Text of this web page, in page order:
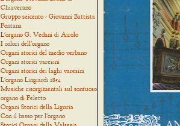
Chiaverano
Gruppo seicento - Giovanni Battista
Fontana
L'organo G. Vedani di Airolo
I colori dell'organo
Organi storici del medio verbano
Organi storici varesini
Organi storici dei laghi varesini
L'organo Lingiardi 1854
Musiche risorgimentali sul sontuoso
organo di Feletto
Organi Storici della Liguria
Con il basso per l'organo